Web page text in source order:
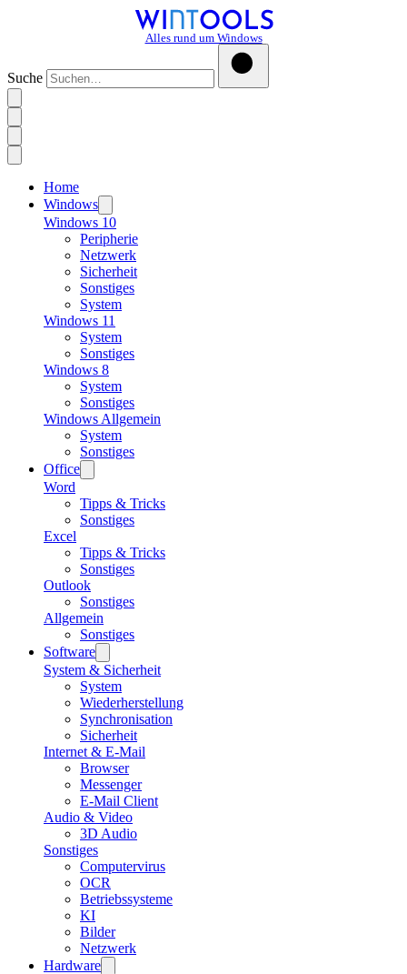
Alles rund um Windows
Suche
Home
Windows
Windows 10
Peripherie
Netzwerk
Sicherheit
Sonstiges
System
Windows 11
System
Sonstiges
Windows 8
System
Sonstiges
Windows Allgemein
System
Sonstiges
Office
Word
Tipps & Tricks
Sonstiges
Excel
Tipps & Tricks
Sonstiges
Outlook
Sonstiges
Allgemein
Sonstiges
Software
System & Sicherheit
System
Wiederherstellung
Synchronisation
Sicherheit
Internet & E-Mail
Browser
Messenger
E-Mail Client
Audio & Video
3D Audio
Sonstiges
Computervirus
OCR
Betriebssysteme
KI
Bilder
Netzwerk
Hardware